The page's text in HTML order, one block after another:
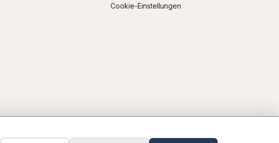
Cookie-Einstellungen